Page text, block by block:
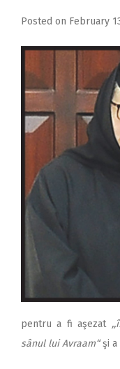
2009
Posted on February
pentru a fi aşezat
sânul lui Avraam“şi a